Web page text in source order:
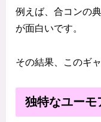
例えば、合コンの
が面白いです。
その結果、このギ
独特なユーモ